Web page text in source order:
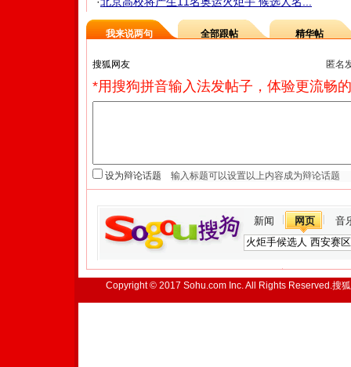
我来说两句 全部跟帖 精华帖
匿名
*用搜狗拼音输入法发帖子，体验更流畅
设为辩论话题
新闻 网页 音
Copyright © 2017 Sohu.com Inc. All Rights Reserved.搜